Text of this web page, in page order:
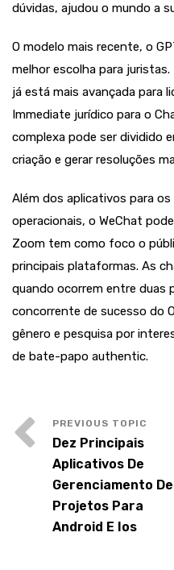
dúvidas, ajudou o mundo a
O modelo mais recente, o
melhor escolha para
já está mais avançada para
Immediate jurídico para o
complexa pode ser dividido
criação e gerar resoluções
Além dos aplicativos para
operacionais, o WeChat
Zoom tem como foco o
principais plataformas. As
quando ocorrem entre duas
concorrente de sucesso do
gênero e pesquisa por
de bate-papo authentic.
Dez Principais
Aplicativos De
Gerenciamento De
Projetos Para
Android E Ios